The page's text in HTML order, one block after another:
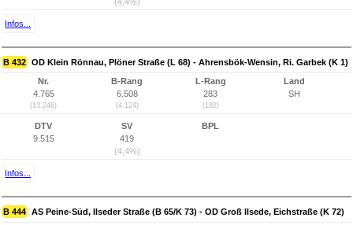
Infos...
B 432 OD Klein Rönnau, Plöner Straße (L 68) - Ahrensbök-Wensin, Ri. Garbek (K 1)
Nr.
4.765
(13.246)
B-Rang
6.508
(4.124)
L-Rang
283
(182)
Land
SH
DTV
9.515
SV
419
(4,4%)
BPL
Infos...
B 444 AS Peine-Süd, Ilseder Straße (B 65/K 73) - OD Groß Ilsede, Eichstraße (K 72)